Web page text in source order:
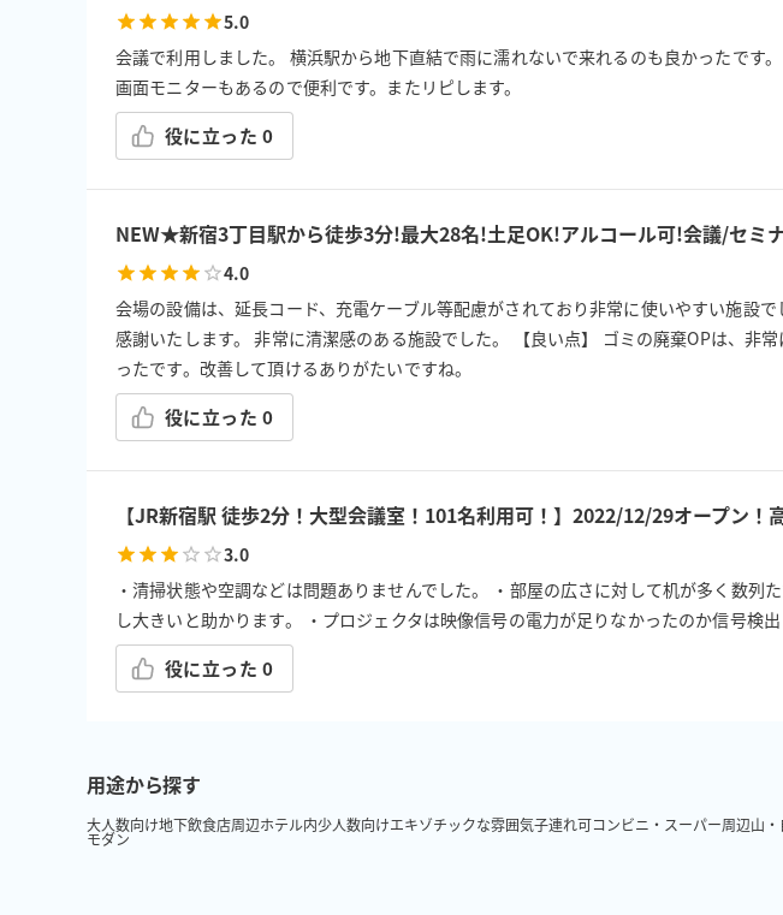
5.0
会議で利用しました。 横浜駅から地下直結で雨に濡れないで来れるのも良かったで
画面モニターもあるので便利です。またリピします。
役に立った 0
NEW★新宿3丁目駅から徒歩3分!最大28名!土足OK!アルコール可!会議/セ
4.0
会場の設備は、延長コード、充電ケーブル等配慮がされており非常に使いやすい施設
感謝いたします。 非常に清潔感のある施設でした。 【良い点】 ゴミの廃棄OPは、非
ったです。改善して頂けるありがたいですね。
役に立った 0
【JR新宿駅 徒歩2分！大型会議室！101名利用可！】2022/12/29オープン
3.0
・清掃状態や空調などは問題ありませんでした。 ・部屋の広さに対して机が多く数
し大きいと助かります。 ・プロジェクタは映像信号の電力が足りなかったのか信号検
役に立った 0
用途から探す
大人数向け地下飲食店周辺ホテル内少人数向けエキゾチックな雰囲気子連れ可コンビニ・スーパー周辺山
モダン